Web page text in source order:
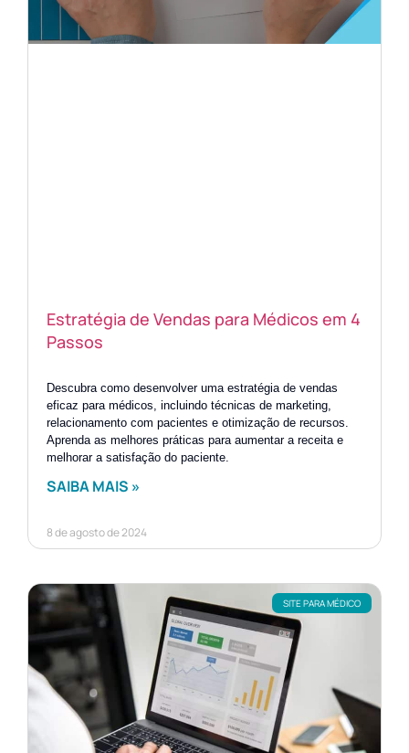
Estratégia de Vendas para Médicos em 4
Passos
Descubra como desenvolver uma estratégia de vendas
eficaz para médicos, incluindo técnicas de marketing,
relacionamento com pacientes e otimização de recursos.
Aprenda as melhores práticas para aumentar a receita e
melhorar a satisfação do paciente.
SAIBA MAIS »
8 de agosto de 2024
SITE PARA MÉDICO